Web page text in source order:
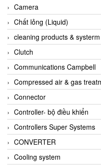
Airtec Vietnam
AI-Tek Vietnam
Akerstroms Viet Nam
AKO Armaturen &
AKO Armaturen &
AKUSENSE
ALA OFFICINE SPA
Albrecht-Automatik Viet Nam
Allen Bradley Vietnam
Alpha Moisture Vietnam
Alpha-Achem Vietnam
Camera
Chất lỏng (Liquid)
cleaning products & systerm
Clutch
Communications Campbell
Compressed air & gas
Connector
Controller- bộ điều khiển
Controllers Super Systems
CONVERTER
Cooling system